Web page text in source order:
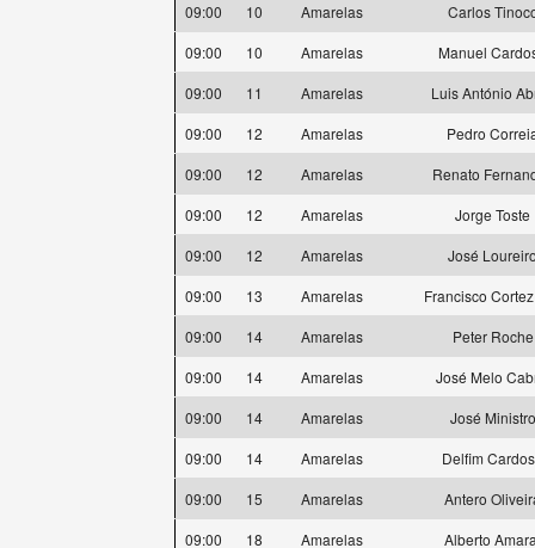
09:00
10 Amarelas
Carlos
09:00
10 Amarelas
Manuel
09:00
11 Amarelas
Luis António
09:00
12 Amarelas
Pedro
09:00
12 Amarelas
Renato
09:00
12 Amarelas
Jorge Toste
09:00
12 Amarelas
José
09:00
13 Amarelas
Francisco
09:00
14 Amarelas
Peter Roche
09:00
14 Amarelas
José Melo
09:00
14 Amarelas
José Ministro
09:00
14 Amarelas
Delfim
09:00
15 Amarelas
Antero
09:00
18 Amarelas
Alberto